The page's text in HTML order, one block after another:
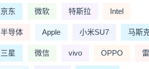
京东 微软 特斯拉 Intel
半导体 Apple 小米SU7 马斯
三星 微信 vivo OPPO